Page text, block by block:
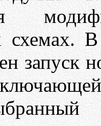
схемах.
запуск